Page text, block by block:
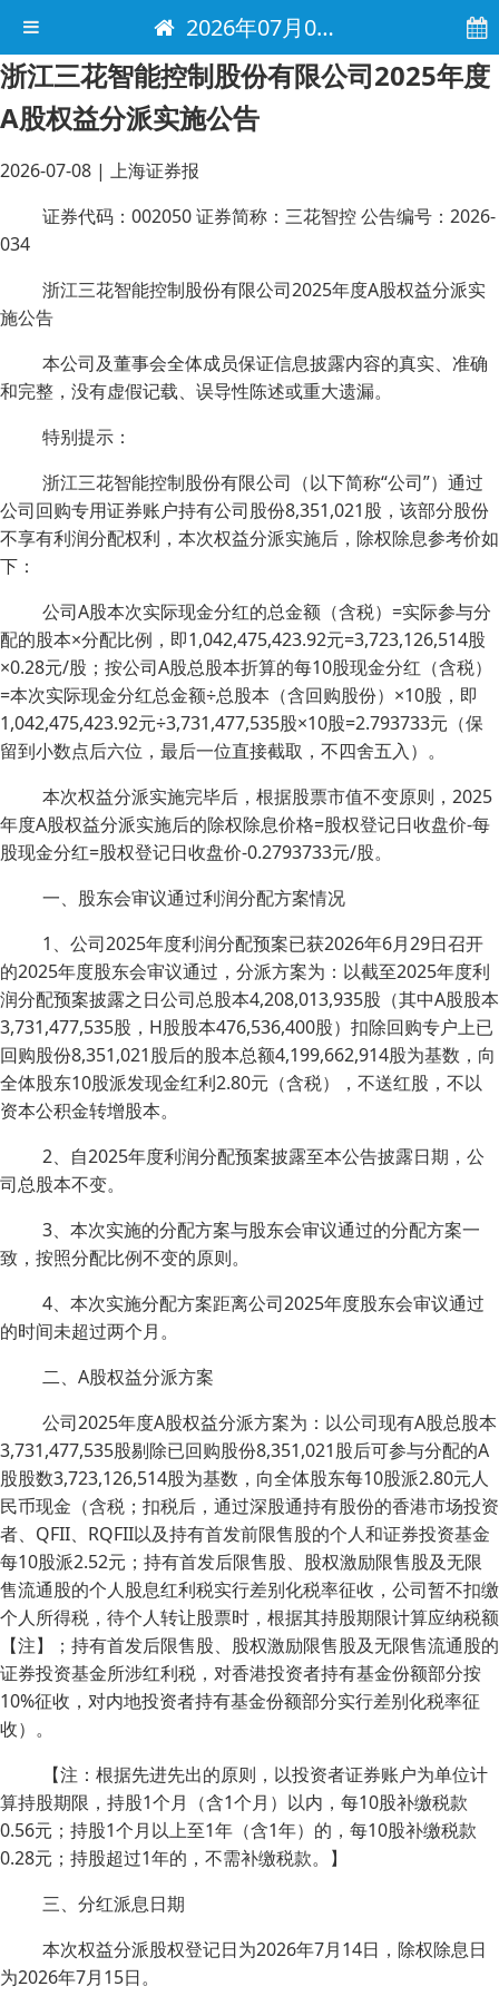
2026年07月08日 电子报
浙江三花智能控制股份有限公司2025年度
A股权益分派实施公告
2026-07-08 | 上海证券报
证券代码：002050 证券简称：三花智控 公告编号：2026-
034
浙江三花智能控制股份有限公司2025年度A股权益分派实
施公告
本公司及董事会全体成员保证信息披露内容的真实、准确
和完整，没有虚假记载、误导性陈述或重大遗漏。
特别提示：
浙江三花智能控制股份有限公司（以下简称“公司”）通过
公司回购专用证券账户持有公司股份8,351,021股，该部分股份
不享有利润分配权利，本次权益分派实施后，除权除息参考价如
下：
公司A股本次实际现金分红的总金额（含税）=实际参与分
配的股本×分配比例，即1,042,475,423.92元=3,723,126,514股
×0.28元/股；按公司A股总股本折算的每10股现金分红（含税）
=本次实际现金分红总金额÷总股本（含回购股份）×10股，即
1,042,475,423.92元÷3,731,477,535股×10股=2.793733元（保
留到小数点后六位，最后一位直接截取，不四舍五入）。
本次权益分派实施完毕后，根据股票市值不变原则，2025
年度A股权益分派实施后的除权除息价格=股权登记日收盘价-每
股现金分红=股权登记日收盘价-0.2793733元/股。
一、股东会审议通过利润分配方案情况
1、公司2025年度利润分配预案已获2026年6月29日召开
的2025年度股东会审议通过，分派方案为：以截至2025年度利
润分配预案披露之日公司总股本4,208,013,935股（其中A股股本
3,731,477,535股，H股股本476,536,400股）扣除回购专户上已
回购股份8,351,021股后的股本总额4,199,662,914股为基数，向
全体股东10股派发现金红利2.80元（含税），不送红股，不以
资本公积金转增股本。
2、自2025年度利润分配预案披露至本公告披露日期，公
司总股本不变。
3、本次实施的分配方案与股东会审议通过的分配方案一
致，按照分配比例不变的原则。
4、本次实施分配方案距离公司2025年度股东会审议通过
的时间未超过两个月。
二、A股权益分派方案
公司2025年度A股权益分派方案为：以公司现有A股总股本
3,731,477,535股剔除已回购股份8,351,021股后可参与分配的A
股股数3,723,126,514股为基数，向全体股东每10股派2.80元人
民币现金（含税；扣税后，通过深股通持有股份的香港市场投资
者、QFII、RQFII以及持有首发前限售股的个人和证券投资基金
每10股派2.52元；持有首发后限售股、股权激励限售股及无限
售流通股的个人股息红利税实行差别化税率征收，公司暂不扣缴
个人所得税，待个人转让股票时，根据其持股期限计算应纳税额
【注】；持有首发后限售股、股权激励限售股及无限售流通股的
证券投资基金所涉红利税，对香港投资者持有基金份额部分按
10%征收，对内地投资者持有基金份额部分实行差别化税率征
收）。
【注：根据先进先出的原则，以投资者证券账户为单位计
算持股期限，持股1个月（含1个月）以内，每10股补缴税款
0.56元；持股1个月以上至1年（含1年）的，每10股补缴税款
0.28元；持股超过1年的，不需补缴税款。】
三、分红派息日期
本次权益分派股权登记日为2026年7月14日，除权除息日
为2026年7月15日。